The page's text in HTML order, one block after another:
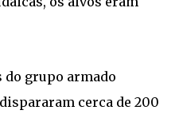
do grupo armado
cerca de 200